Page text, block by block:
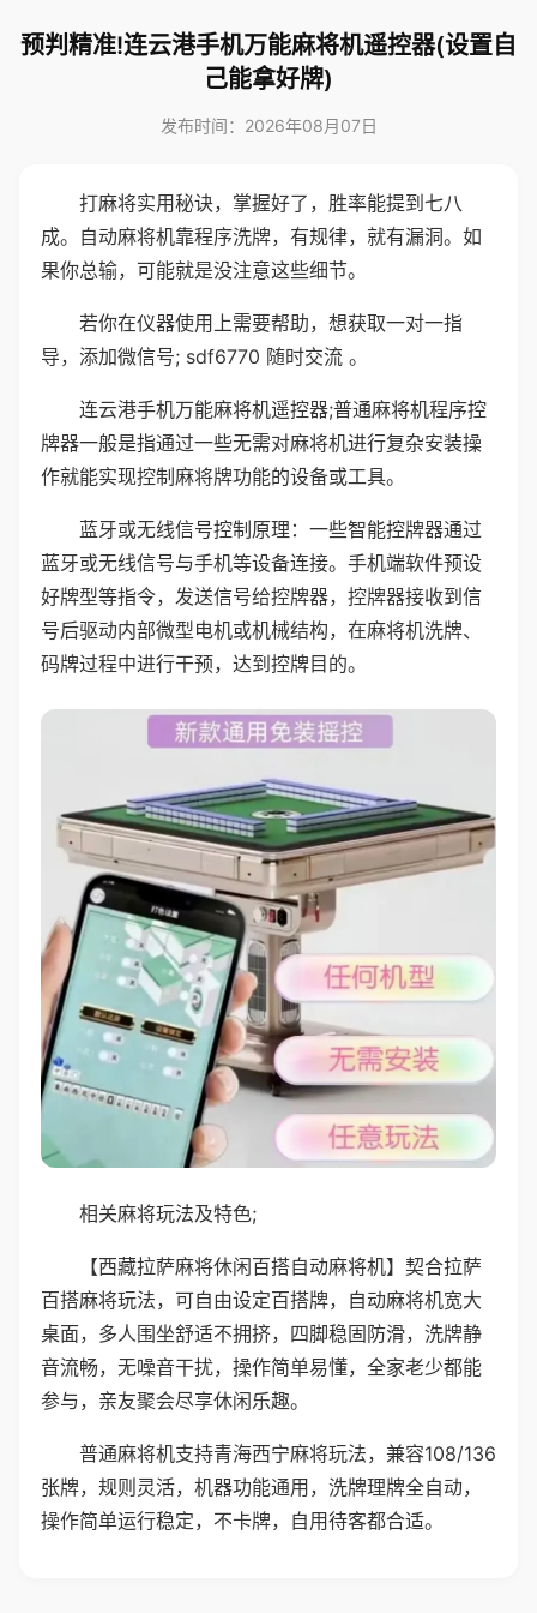
预判精准!连云港手机万能麻将机遥控器(设置自
己能拿好牌)
发布时间：2026年08月07日
打麻将实用秘诀，掌握好了，胜率能提到七八
成。自动麻将机靠程序洗牌，有规律，就有漏洞。如
果你总输，可能就是没注意这些细节。
若你在仪器使用上需要帮助，想获取一对一指
导，添加微信号; sdf6770 随时交流 。
连云港手机万能麻将机遥控器;普通麻将机程序控
牌器一般是指通过一些无需对麻将机进行复杂安装操
作就能实现控制麻将牌功能的设备或工具。
蓝牙或无线信号控制原理：一些智能控牌器通过
蓝牙或无线信号与手机等设备连接。手机端软件预设
好牌型等指令，发送信号给控牌器，控牌器接收到信
号后驱动内部微型电机或机械结构，在麻将机洗牌、
码牌过程中进行干预，达到控牌目的。
相关麻将玩法及特色;
【西藏拉萨麻将休闲百搭自动麻将机】契合拉萨
百搭麻将玩法，可自由设定百搭牌，自动麻将机宽大
桌面，多人围坐舒适不拥挤，四脚稳固防滑，洗牌静
音流畅，无噪音干扰，操作简单易懂，全家老少都能
参与，亲友聚会尽享休闲乐趣。
普通麻将机支持青海西宁麻将玩法，兼容108/136
张牌，规则灵活，机器功能通用，洗牌理牌全自动，
操作简单运行稳定，不卡牌，自用待客都合适。